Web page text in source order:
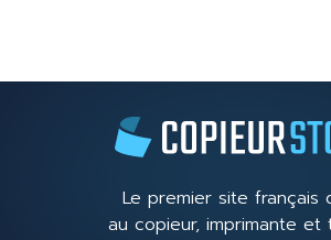
Le premier site français
au copieur, imprimante et